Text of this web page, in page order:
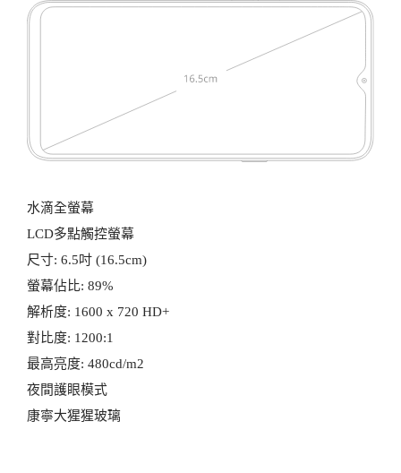
水滴全螢幕
LCD多點觸控螢幕
尺寸: 6.5吋 (16.5cm)
螢幕佔比: 89%
解析度: 1600 x 720 HD+
對比度: 1200:1
最高亮度: 480cd/m2
夜間護眼模式
康寧大猩猩玻璃